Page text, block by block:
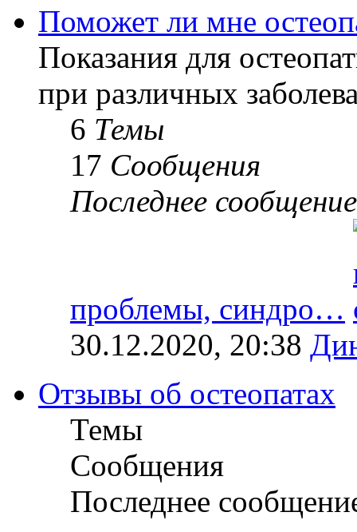
Поможет ли мне
Показания для
при различных
6 Темы
17 Сообщения
Последнее сообщение
проблемы, синдро…
30.12.2020, 20:38
Отзывы об остеопатах
Темы
Сообщения
Последнее